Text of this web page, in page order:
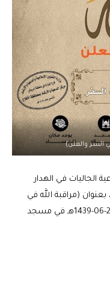
السر والعلن)
الجاليات في الهدار
(مراقبة الله في
السر والعلن) وذلك يوم الأربعاء الموافق 26-06-1439هـ في مسجد